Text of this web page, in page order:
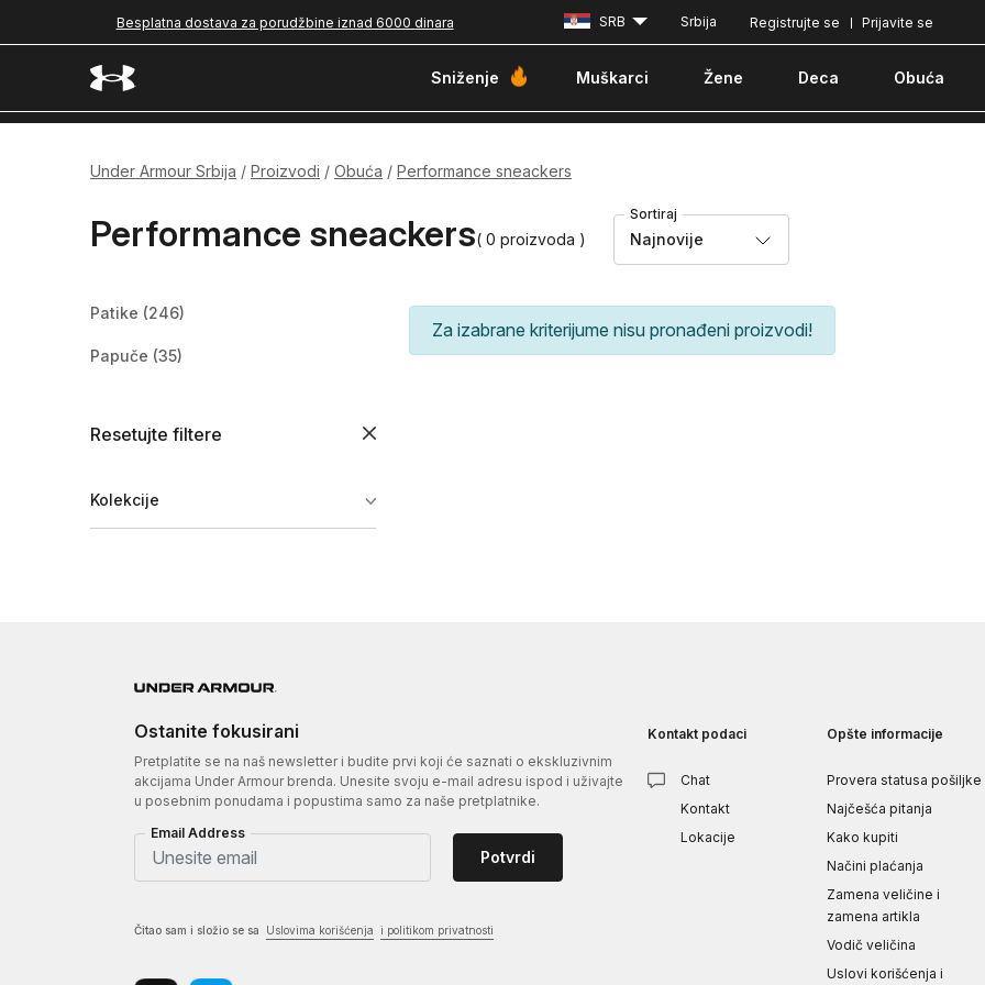
Besplatna dostava za porudžbine iznad 6000 dinara Plaćanje karticom ili pouzećem Prijavite se
Registrujte se
SRB Srbija
Sniženje Muškarci Žene Deca Obuća
Under Armour Srbija Proizvodi Obuća Performance sneackers
Performance sneackers( 0 proizvoda )
Sortiraj
Najnovije
Patike (246)
Papuče (35)
Resetujte filtere
Kolekcije
Za izabrane kriterijume nisu pronađeni proizvodi!
Ostanite fokusirani
Pretplatite se na naš newsletter i budite prvi koji će saznati o ekskluzivnim
akcijama Under Armour brenda. Unesite svoju e-mail adresu ispod i uživajte
u posebnim ponudama i popustima samo za naše pretplatnike.
Email Address
Potvrdi
Čitao sam i složio se sa Uslovima korišćenja i politikom privatnosti
Kontakt podaci
Chat
Kontakt
Lokacije
Opšte informacije
Provera statusa pošiljke
Najčešća pitanja
Kako kupiti
Načini plaćanja
Zamena veličine i
zamena artikla
Vodič veličina
Uslovi korišćenja i